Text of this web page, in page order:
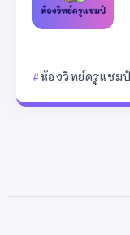
ห้องวิทย์ครูแชมป์